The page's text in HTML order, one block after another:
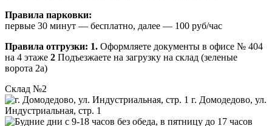
Правила парковки:
первые 30 минут — бесплатно, далее — 100 руб/час
Правила отгрузки: 1. Оформляете документы в офисе № 404
на 4 этаже 2 Подъезжаете на загрузку на склад (зеленые
ворота 2а)
Склад №2
г. Домодедово, ул.
Индустриальная, стр. 1